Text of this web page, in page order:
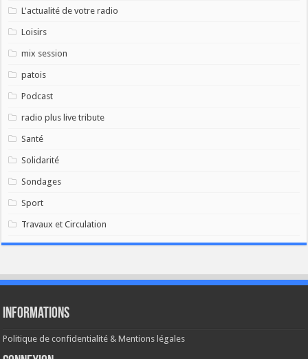
L'actualité de votre radio
Loisirs
mix session
patois
Podcast
radio plus live tribute
Santé
Solidarité
Sondages
Sport
Travaux et Circulation
Informations
Politique de confidentialité & Mentions légales